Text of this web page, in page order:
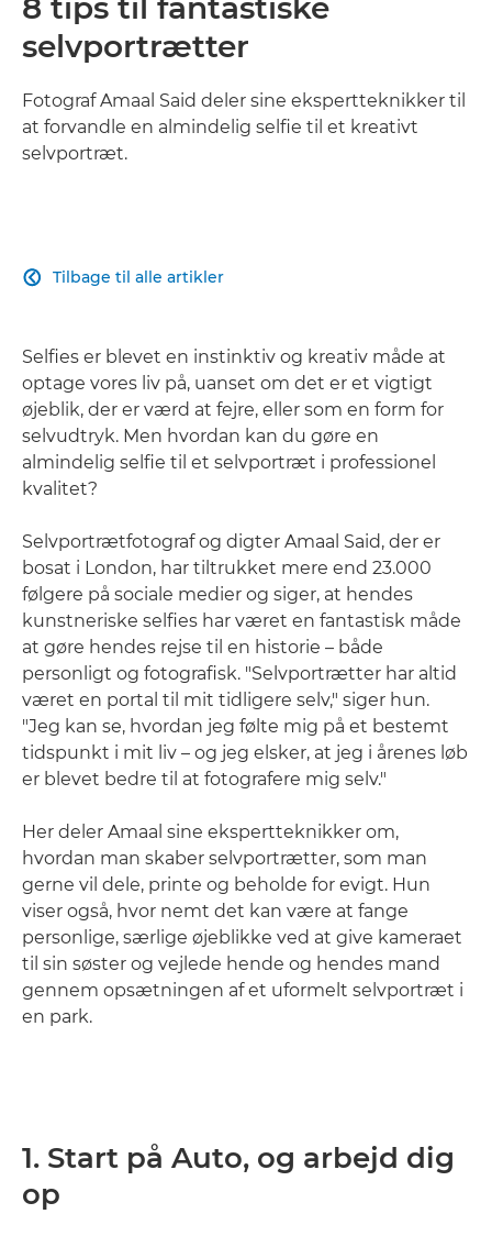
8 tips til fantastiske
selvportrætter
Fotograf Amaal Said deler sine ekspertteknikker til
at forvandle en almindelig selfie til et kreativt
selvportræt.
Tilbage til alle artikler

Selfies er blevet en instinktiv og kreativ måde at
optage vores liv på, uanset om det er et vigtigt
øjeblik, der er værd at fejre, eller som en form for
selvudtryk. Men hvordan kan du gøre en
almindelig selfie til et selvportræt i professionel
kvalitet?
Selvportrætfotograf og digter Amaal Said, der er
bosat i London, har tiltrukket mere end 23.000
følgere på sociale medier og siger, at hendes
kunstneriske selfies har været en fantastisk måde
at gøre hendes rejse til en historie – både
personligt og fotografisk. "Selvportrætter har altid
været en portal til mit tidligere selv," siger hun.
"Jeg kan se, hvordan jeg følte mig på et bestemt
tidspunkt i mit liv – og jeg elsker, at jeg i årenes løb
er blevet bedre til at fotografere mig selv."
Her deler Amaal sine ekspertteknikker om,
hvordan man skaber selvportrætter, som man
gerne vil dele, printe og beholde for evigt. Hun
viser også, hvor nemt det kan være at fange
personlige, særlige øjeblikke ved at give kameraet
til sin søster og vejlede hende og hendes mand
gennem opsætningen af et uformelt selvportræt i
en park.
1. Start på Auto, og arbejd dig
op